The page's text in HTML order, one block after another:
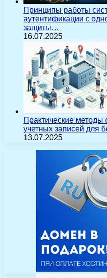
Принципы работы
аутентификации с
защиты…
16.07.2025
Практические методы
учетных записей для
13.07.2025